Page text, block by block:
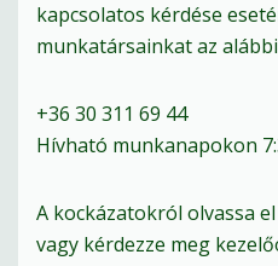
kapcsolatos kérdése
munkatársainkat az
+36 30 311 69 44
Hívható munkanapokon
A kockázatokról olvassa
vagy kérdezze meg